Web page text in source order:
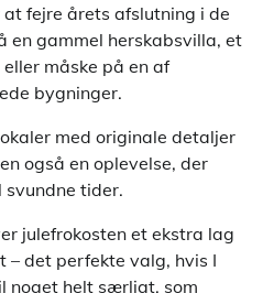
fejre årets afslutning i de
en gammel herskabsvilla, et
måske på en af
bygninger.
med originale detaljer
også en oplevelse, der
tider.
julefrokosten et ekstra lag
det perfekte valg, hvis I
noget helt særligt, som